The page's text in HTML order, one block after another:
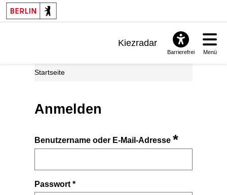
Kiezradar
Barrierefrei Menü
Startseite
Anmelden
Benutzername oder E-Mail-Adresse*
Passwort*